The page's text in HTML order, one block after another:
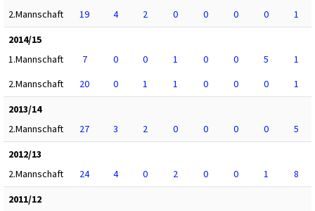
2.Mannschaft
19 4 2 0 0 0 0
1
2014/15
1.Mannschaft
7 0 0 1 0 0 5
1
2.Mannschaft
20 0 1 1 0 0 0
1
2013/14
2.Mannschaft
27 3 2 0 0 0 0
5
2012/13
2.Mannschaft
24 4 0 2 0 0 1
8
2011/12